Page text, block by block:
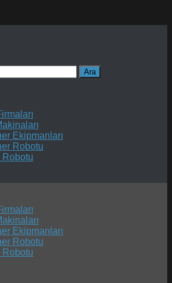
Ekipmanları
Robotu
Robotu
Ekipmanları
Robotu
Robotu